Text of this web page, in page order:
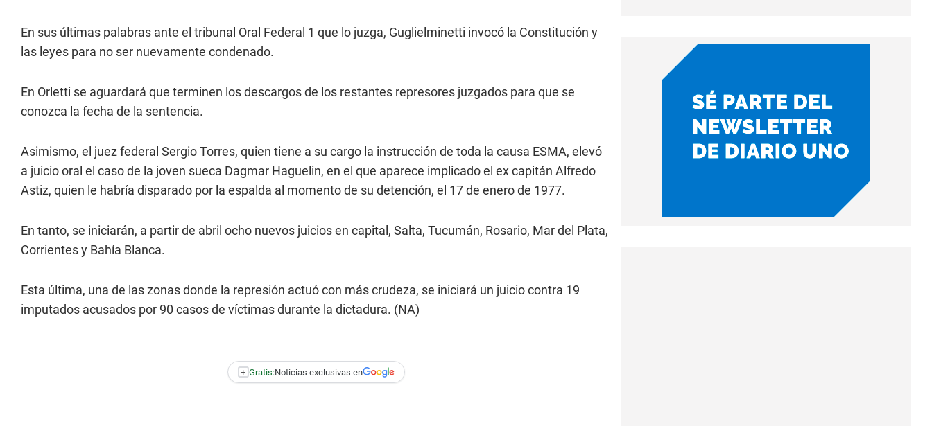
En sus últimas palabras ante el tribunal Oral Federal 1 que lo juzga, Guglielminetti invocó la Constitución y
las leyes para no ser nuevamente condenado.
En Orletti se aguardará que terminen los descargos de los restantes represores juzgados para que se
conozca la fecha de la sentencia.
Asimismo, el juez federal Sergio Torres, quien tiene a su cargo la instrucción de toda la causa ESMA, elevó
a juicio oral el caso de la joven sueca Dagmar Haguelin, en el que aparece implicado el ex capitán Alfredo
Astiz, quien le habría disparado por la espalda al momento de su detención, el 17 de enero de 1977.
En tanto, se iniciarán, a partir de abril ocho nuevos juicios en capital, Salta, Tucumán, Rosario, Mar del Plata,
Corrientes y Bahía Blanca.
Esta última, una de las zonas donde la represión actuó con más crudeza, se iniciará un juicio contra 19
imputados acusados por 90 casos de víctimas durante la dictadura. (NA)
+ Gratis:Noticias exclusivas en